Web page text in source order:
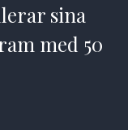
sina
med 50